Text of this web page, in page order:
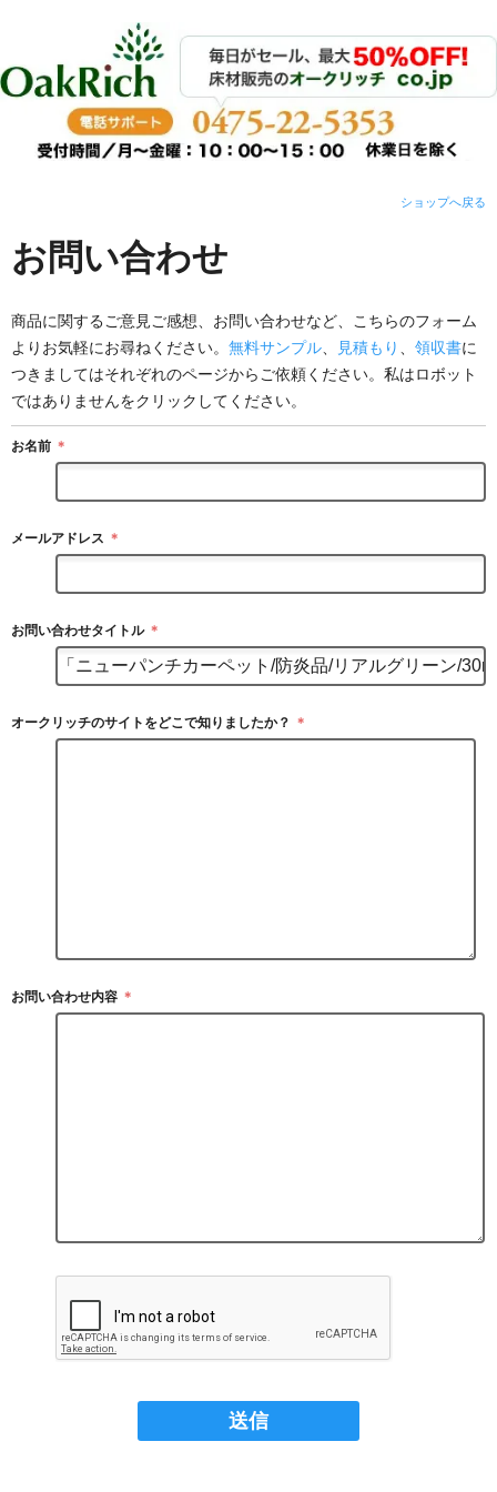
ショップへ戻る
お問い合わせ
商品に関するご意見ご感想、お問い合わせなど、こちらのフォーム
よりお気軽にお尋ねください。 無料サンプル 見積もり 領収書に
つきましてはそれぞれのページからご依頼ください。私はロボット
ではありませんをクリックしてください。
お名前 ＊
メールアドレス ＊
お問い合わせタイトル ＊
オークリッチのサイトをどこで知りましたか？ ＊
お問い合わせ内容 ＊